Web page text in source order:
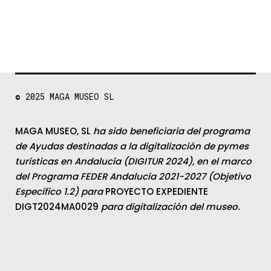
© 2025 MAGA MUSEO SL
MAGA MUSEO, SL ha sido beneficiaria del programa
de Ayudas destinadas a la digitalización de pymes
turísticas en Andalucía (DIGITUR 2024), en el marco
del Programa FEDER Andalucía 2021-2027 (Objetivo
Específico 1.2) paraPROYECTO EXPEDIENTE
DIGT2024MA0029 para digitalización del museo.